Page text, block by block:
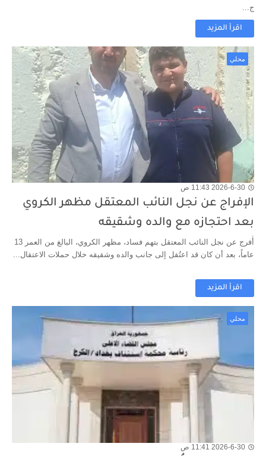
ج...
اقرأ المزيد
محلي
2026-6-30 11:43 ص
الإفراج عن نجل النائب المعتقل مظهر الكروي
بعد احتجازه مع والده وشقيقه
أُفرج عن نجل النائب المعتقل بتهم فساد، مظهر الكروي، البالغ من العمر 13
عاماً، بعد أن كان قد اعتُقل إلى جانب والده وشقيقه خلال حملات الاعتقال...
اقرأ المزيد
محلي
2026-6-30 11:41 ص